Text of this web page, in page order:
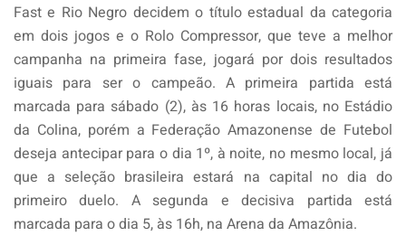
Fast e Rio Negro decidem o título estadual da categoria
em dois jogos e o Rolo Compressor, que teve a melhor
campanha na primeira fase, jogará por dois resultados
iguais para ser o campeão. A primeira partida está
marcada para sábado (2), às 16 horas locais, no Estádio
da Colina, porém a Federação Amazonense de Futebol
deseja antecipar para o dia 1º, à noite, no mesmo local, já
que a seleção brasileira estará na capital no dia do
primeiro duelo. A segunda e decisiva partida está
marcada para o dia 5, às 16h, na Arena da Amazônia.